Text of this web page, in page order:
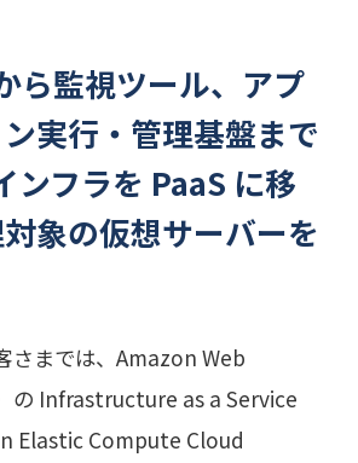
ら監視ツール、アプ
実行・管理基盤まで
ンフラを PaaS に移
象の仮想サーバーを
さまでは、Amazon Web
の Infrastructure as a Service
Elastic Compute Cloud